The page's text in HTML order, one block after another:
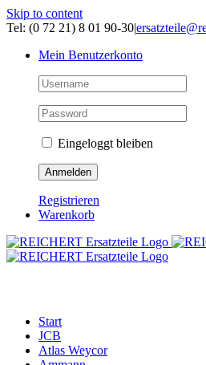
Skip to content
Tel: (0 72 21) 8 01 90-30|
Mein Benutzerkonto
Eingeloggt bleiben
Registrieren
Warenkorb
Start
JCB
Atlas Weycor